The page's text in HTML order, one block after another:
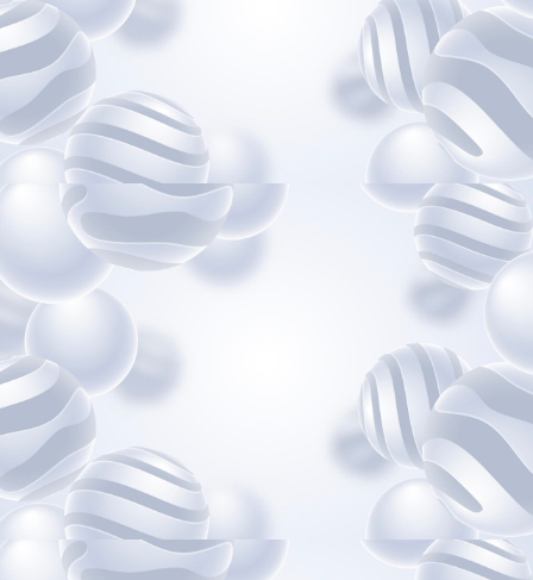
Après cette date, des frais de dossier de 10 €
Communauté d'agglomération du
Grand Cahors - Transport Scolaire
grandcahors.montransportscolaire.net
Plateforme de paiement pour le
Transport Territorial du GRAND CAHORS
Voir sur Facebook · Partager
Les métiers du Transport & de la Logistique
Vous êtes en recherche d’emploi, en
reconversion professionnelle ou simplement
curieux de découvrir un secteur dynamique et
porteur ?
Mardi 23 juin 2026